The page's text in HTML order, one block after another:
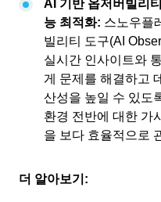
AI 기반 옵저버빌리
능 최적화: 스노우플
빌리티 도구(AI
실시간 인사이트와
게 문제를 해결하고
산성을 높일 수 있도
환경 전반에 대한 가
을 보다 효율적으로
더 알아보기: